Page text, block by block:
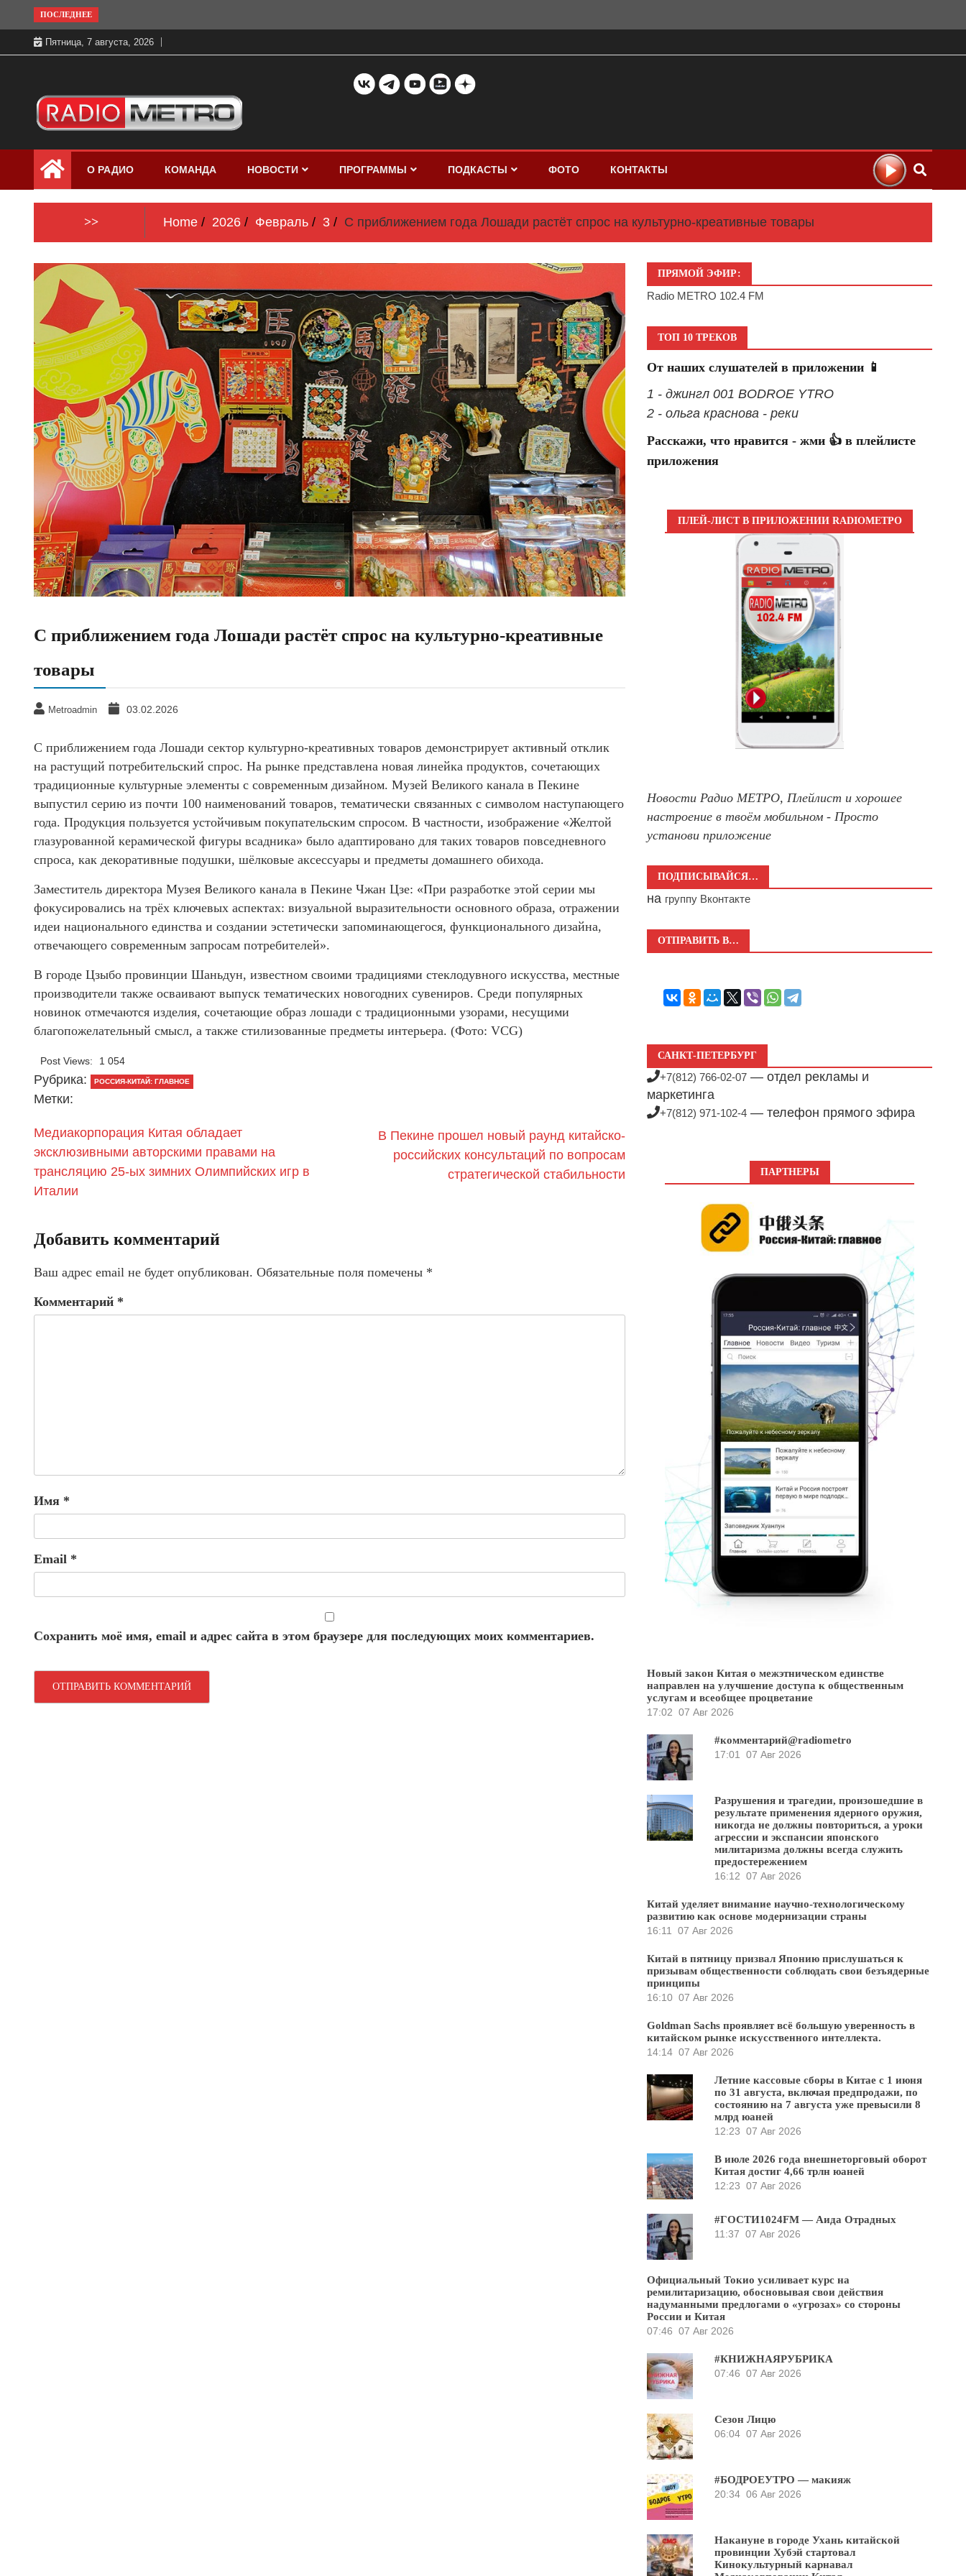
to
content
ПОСЛЕДНЕЕ
Пятница, 7 августа, 2026
Радио МЕТРО
бесплатно в хорошем качестве Санкт-
Петербург и Россия
О РАДИО КОМАНДА НОВОСТИ ПРОГРАММЫ ПОДКАСТЫ ФОТО КОНТАКТЫ
>> Home 2026 Февраль 3 С приближением года Лошади растёт спрос на культурно-креативные товары
С приближением года Лошади растёт спрос на культурно-креативные
товары
Metroadmin 03.02.2026
С приближением года Лошади сектор культурно-креативных товаров демонстрирует активный отклик
на растущий потребительский спрос. На рынке представлена новая линейка продуктов, сочетающих
традиционные культурные элементы с современным дизайном. Музей Великого канала в Пекине
выпустил серию из почти 100 наименований товаров, тематически связанных с символом наступающего
года. Продукция пользуется устойчивым покупательским спросом. В частности, изображение «Желтой
глазурованной керамической фигуры всадника» было адаптировано для таких товаров повседневного
спроса, как декоративные подушки, шёлковые аксессуары и предметы домашнего обихода.
Заместитель директора Музея Великого канала в Пекине Чжан Цзе: «При разработке этой серии мы
фокусировались на трёх ключевых аспектах: визуальной выразительности основного образа, отражении
идеи национального единства и создании эстетически запоминающегося, функционального дизайна,
отвечающего современным запросам потребителей».
В городе Цзыбо провинции Шаньдун, известном своими традициями стеклодувного искусства, местные
производители также осваивают выпуск тематических новогодних сувениров. Среди популярных
новинок отмечаются изделия, сочетающие образ лошади с традиционными узорами, несущими
благопожелательный смысл, а также стилизованные предметы интерьера. (Фото: VCG)
Post Views: 1 054
Рубрика: РОССИЯ-КИТАЙ: ГЛАВНОЕ
Метки:
Медиакорпорация Китая обладает
эксклюзивными авторскими правами на
трансляцию 25-ых зимних Олимпийских игр в
Италии
В Пекине прошел новый раунд китайско-
российских консультаций по вопросам
стратегической стабильности
Добавить комментарий
Ваш адрес email не будет опубликован. Обязательные поля помечены *
Комментарий *
Имя *
Email *
Сохранить моё имя, email и адрес сайта в этом браузере для последующих моих комментариев.
ПРЯМОЙ ЭФИР:
Radio METRO 102.4 FM
ТОП 10 ТРЕКОВ
От наших слушателей в приложении 📱
1 - джингл 001 BODROE YTRO
2 - ольга краснова - реки
Расскажи, что нравится - жми 👍 в плейлисте
приложения
ПЛЕЙ-ЛИСТ В ПРИЛОЖЕНИИ RADIOМЕТРО
Новости Радио МЕТРО, Плейлист и хорошее
настроение в твоём мобильном - Просто
установи приложение
ПОДПИСЫВАЙСЯ…
на группу Вконтакте
ОТПРАВИТЬ В…
САНКТ-ПЕТЕРБУРГ
+7(812) 766-02-07 — отдел рекламы и
маркетинга
+7(812) 971-102-4 — телефон прямого эфира
ПАРТНЕРЫ
Новый закон Китая о межэтническом единстве
направлен на улучшение доступа к общественным
услугам и всеобщее процветание
17:02 07 Авг 2026
#комментарий@radiometro
17:01
07 Авг 2026
Разрушения и трагедии, произошедшие в
результате применения ядерного оружия,
никогда не должны повториться, а уроки
агрессии и экспансии японского
милитаризма должны всегда служить
предостережением
16:12 07 Авг 2026
Китай уделяет внимание научно-технологическому
развитию как основе модернизации страны
16:11
07 Авг 2026
Китай в пятницу призвал Японию прислушаться к
призывам общественности соблюдать свои безъядерные
принципы
16:10 07 Авг 2026
Goldman Sachs проявляет всё большую уверенность в
китайском рынке искусственного интеллекта.
14:14 07 Авг 2026
Летние кассовые сборы в Китае с 1 июня
по 31 августа, включая предпродажи, по
состоянию на 7 августа уже превысили 8
млрд юаней
12:23 07 Авг 2026
В июле 2026 года внешнеторговый оборот
Китая достиг 4,66 трлн юаней
12:23 07 Авг 2026
#ГОСТИ1024FM — Аида Отрадных
11:37 07 Авг 2026
Официальный Токио усиливает курс на
ремилитаризацию, обосновывая свои действия
надуманными предлогами о «угрозах» со стороны
России и Китая
07:46 07 Авг 2026
#КНИЖНАЯРУБРИКА
07:46 07 Авг 2026
Сезон Лицю
06:04 07 Авг 2026
#БОДРОЕУТРО — макияж
20:34 06 Авг 2026
Накануне в городе Ухань китайской
провинции Хубэй стартовал
Кинокультурный карнавал